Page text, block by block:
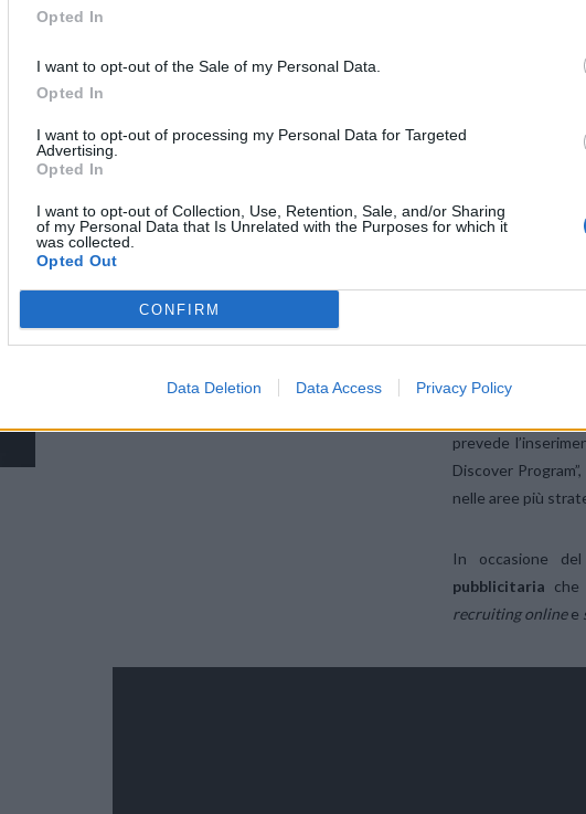
Opted In
I want to opt-out of the Sale of my Personal Data.
Opted In
I want to opt-out of processing my Personal Data for Targeted
Advertising.
Opted In
I want to opt-out of Collection, Use, Retention, Sale, and/or Sharing
of my Personal Data that Is Unrelated with the Purposes for which it
was collected.
Opted Out
CONFIRM
Data Deletion Data Access Privacy Policy
dei clienti. Un modo, questo, per anticipare le esigenze dei clienti e
Vodafone ha circa 7.000 dipendenti in Italia, di cui 2.500 operano
“Care 4 Your Future” si inserisce nel quadro più ampio dell’iniziativa ‘
programma lanciato a ottobre 2015 che intende rafforzare e
azioni concrete – come le iniziative Soddisfatti o Rimborsati sulla
– negli ambiti della connettività, della trasparenza, del
Con “Care 4 Your
, che
prevede
Discover
nelle aree più
In occasione
pubblicitaria che
recruiting onlinee